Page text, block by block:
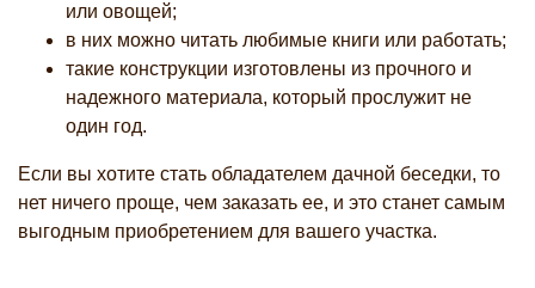
или овощей;
в них можно читать любимые книги или работать;
такие конструкции изготовлены из прочного и
надежного материала, который прослужит не
один год.
Если вы хотите стать обладателем дачной беседки, то
нет ничего проще, чем заказать ее, и это станет самым
выгодным приобретением для вашего участка.